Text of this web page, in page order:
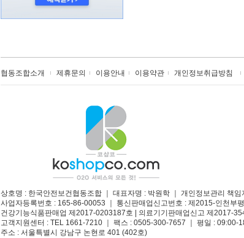
협동조합소개 제휴문의 이용안내 이용약관 개인정보취급방침
상호명 : 한국안전보건협동조합 ｜ 대표자명 : 박원학 ｜ 개인정보관리 책임
사업자등록번호 : 165-86-00053 ｜ 통신판매업신고번호 : 제2015-인천부
건강기능식품판매업 제2017-0203187호 | 의료기기판매업신고 제2017-
고객지원센터 : TEL 1661-7210 ｜ 팩스 : 0505-300-7657 ｜ 평일 : 09:00-
주소 : 서울특별시 강남구 논현로 401 (402호)​